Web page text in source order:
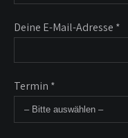
Deine E-Mail-Adresse *
Termin *